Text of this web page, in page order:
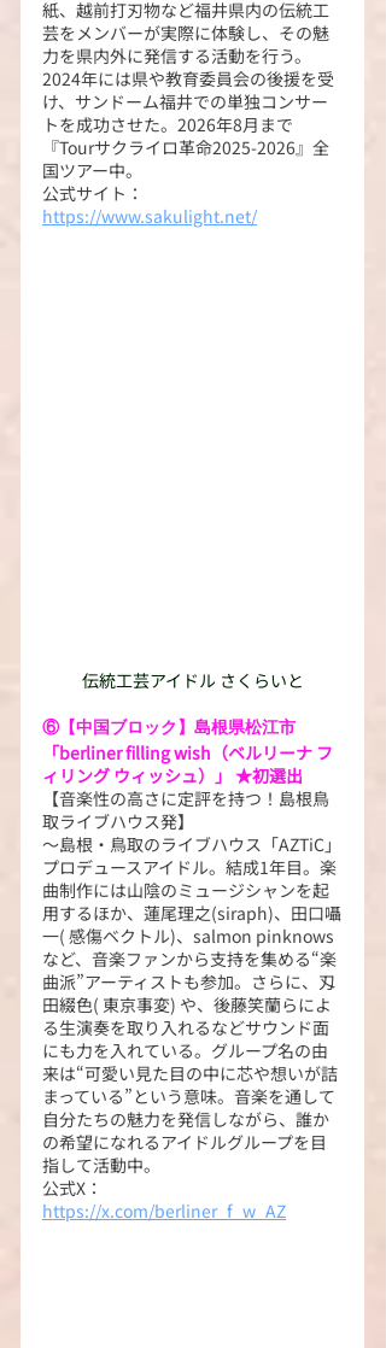
紙、越前打刃物など福井県内の伝統工
芸をメンバーが実際に体験し、その魅
力を県内外に発信する活動を行う。
2024年には県や教育委員会の後援を受
け、サンドーム福井での単独コンサー
トを成功させた。2026年8月まで
『Tourサクライロ革命2025-2026』全
国ツアー中。
公式サイト：
https://www.sakulight.net/
伝統工芸アイドル さくらいと
⑥【中国ブロック】島根県松江市
「berliner filling wish（ベルリーナ フ
ィリング ウィッシュ）」 ★初選出
【音楽性の高さに定評を持つ！島根鳥
取ライブハウス発】
～島根・鳥取のライブハウス「AZTiC」
プロデュースアイドル。結成1年目。楽
曲制作には山陰のミュージシャンを起
用するほか、蓮尾理之(siraph)、田口囁
一( 感傷ベクトル)、salmon pinknows
など、音楽ファンから支持を集める“楽
曲派”アーティストも参加。さらに、刄
田綴色( 東京事変) や、後藤笑蘭らによ
る生演奏を取り入れるなどサウンド面
にも力を入れている。グループ名の由
来は“可愛い見た目の中に芯や想いが詰
まっている”という意味。音楽を通して
自分たちの魅力を発信しながら、誰か
の希望になれるアイドルグループを目
指して活動中。
公式X：
https://x.com/berliner_f_w_AZ